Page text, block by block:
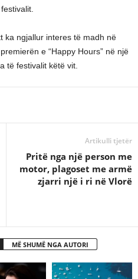
ka ngjallur interes të madh në
e “Happy Hours” në një
të festivalit këtë vit.
Artikulli tjetër
Pritë nga një person me
motor, plagoset me armë
zjarri një i ri në Vlorë
MË SHUMË NGA AUTORI